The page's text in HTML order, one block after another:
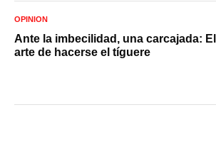
OPINIÓN
Ante la imbecilidad, una carcajada: El
arte de hacerse el tíguere